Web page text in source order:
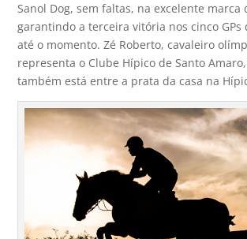
Sanol Dog, sem faltas, na excelente marca
garantindo a terceira vitória nos cinco GPs
até o momento. Zé Roberto, cavaleiro
representa o Clube Hípico de Santo
também está entre a prata da casa na